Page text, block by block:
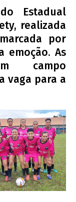
Estadual
realizada
por
emoção. As
campo
vaga para a